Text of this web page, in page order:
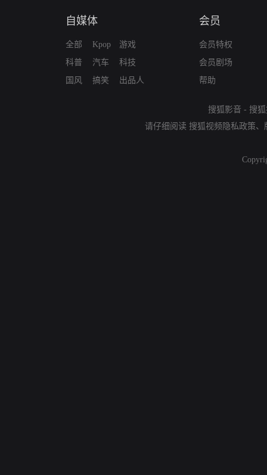
自媒体
全部
科普
国风
Kpop
汽车
搞笑
游戏
科技
出品人
会员
会员特权
会员剧场
帮助
搜狐影音 - 搜
请仔细阅读 搜狐视频隐私政策、